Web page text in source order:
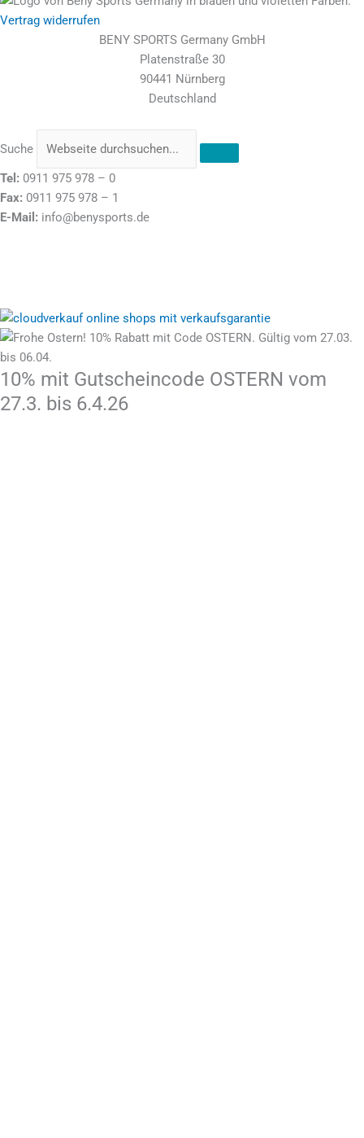
Vertrag widerrufen
BENY SPORTS Germany GmbH
Platenstraße 30
90441 Nürnberg
Deutschland
Suche
Tel: 0911 975 978 – 0
Fax: 0911 975 978 – 1
E-Mail: info@benysports.de
10% mit Gutscheincode OSTERN vom
27.3. bis 6.4.26